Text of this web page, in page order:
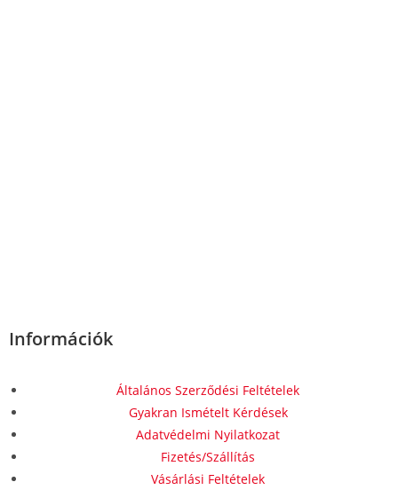
Információk
Általános Szerződési Feltételek
Gyakran Ismételt Kérdések
Adatvédelmi Nyilatkozat
Fizetés/Szállítás
Vásárlási Feltételek